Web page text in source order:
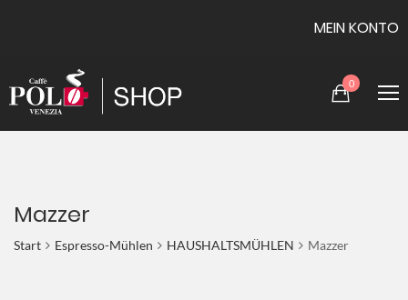
MEIN KONTO
0
Mazzer
Start Espresso-Mühlen HAUSHALTSMÜHLEN Mazzer